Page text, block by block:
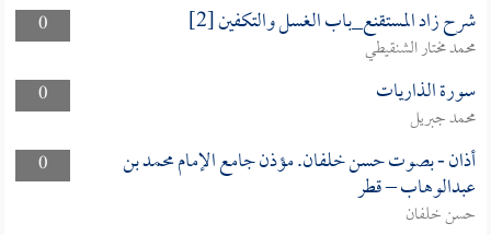
0
شرح زاد المستقنع_باب الغسل والتكفين [2]
محمد مختار الشنقيطي
0
سورة الذاريات
محمد جبريل
0
أذان - بصوت حسن خلفان. مؤذن جامع الإمام محمد بن
عبدالوهاب – قطر
حسن خلفان